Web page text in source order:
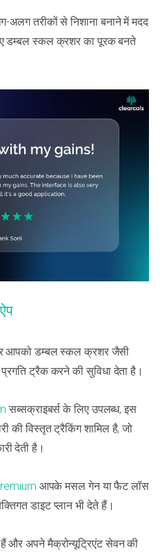
अलग तरीकों से निशाना बनाने में मदद
डम्बल स्कल क्रशर का पूरक बनते
आपको डम्बल स्कल क्रशर जैसी
ट्रैक करने की सुविधा देता है।
सब्सक्राइबर्स के लिए उपलब्ध, इस
की विस्तृत ट्रैकिंग शामिल है, जो
देती है।
आपके मसल गेन या फैट लॉस
डाइट प्लान भी देते हैं।
अपने मैक्रोन्यूट्रिएंट सेवन की